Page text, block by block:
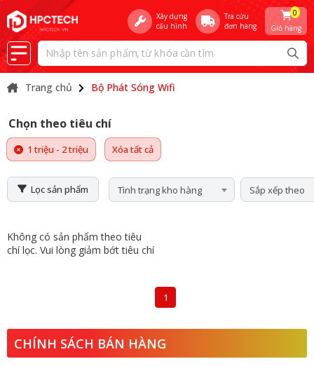
Xây dựng
cấu hình
Tra cứu
đơn hàng
Giỏ hàng
0
Trang chủ Bộ Phát Sóng Wifi
Chọn theo tiêu chí
1 triệu - 2 triệu Xóa tất cả
Lọc sản phẩm Tình trạng kho hàng Sắp xếp theo
Không có sản phẩm theo tiêu
chí lọc. Vui lòng giảm bớt tiêu chí
1
CHÍNH SÁCH BÁN HÀNG